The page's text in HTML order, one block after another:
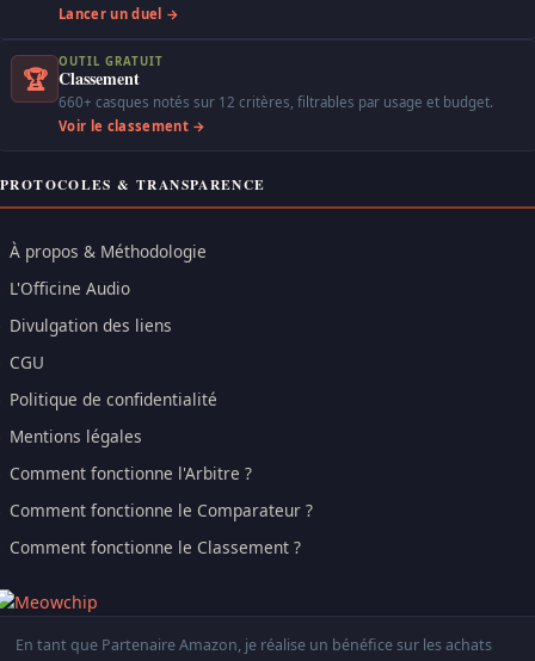
Lancer un duel →
🏆
OUTIL GRATUIT
Classement
660+ casques notés sur 12 critères, filtrables par usage et budget.
Voir le classement →
PROTOCOLES & TRANSPARENCE
À propos & Méthodologie
L'Officine Audio
Divulgation des liens
CGU
Politique de confidentialité
Mentions légales
Comment fonctionne l'Arbitre ?
Comment fonctionne le Comparateur ?
Comment fonctionne le Classement ?
En tant que Partenaire Amazon, je réalise un bénéfice sur les achats